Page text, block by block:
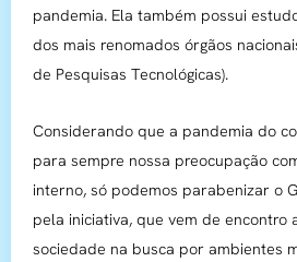
pandemia. Ela também possui
dos mais renomados órgãos
de Pesquisas Tecnológicas).
Considerando que a pandemia do
para sempre nossa preocupação
interno, só podemos parabenizar o
pela iniciativa, que vem de encontro
sociedade na busca por ambientes